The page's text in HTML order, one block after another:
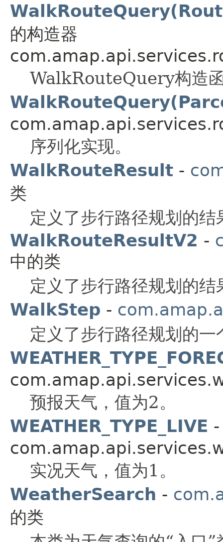
的构造器
WalkRouteQuery构造
序列化实现。
WalkRouteResult -
类
定义了步行路径规划的结
WalkRouteResultV2 -
中的类
定义了步行路径规划的结
WalkStep -
定义了步行路径规划的一
预报天气，值为2。
WEATHER_TYPE_LIVE
实况天气，值为1。
WeatherSearch -
的类